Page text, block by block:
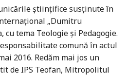
științifice susținute în
„Dumitru
cu tema Teologie şi Pedagogie.
comună în actul
2016. Redăm mai jos un
de IPS Teofan, Mitropolitul